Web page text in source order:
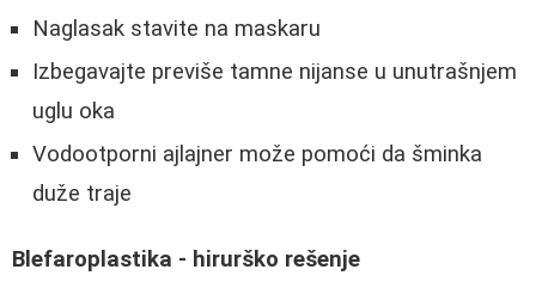
Naglasak stavite na maskaru
Izbegavajte previše tamne nijanse u unutrašnjem
uglu oka
Vodootporni ajlajner može pomoći da šminka
duže traje
Blefaroplastika - hirurško rešenje